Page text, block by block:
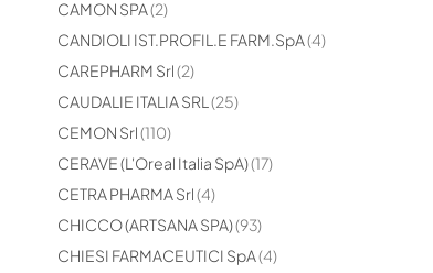
CAMON SPA 2
elementi
CANDIOLI IST.PROFIL.E FARM.SpA 4
elementi
CAREPHARM Srl 2
elementi
CAUDALIE ITALIA SRL
25
elementi
CEMON Srl 110
elementi
CERAVE (L'Oreal Italia SpA) 17
elementi
CETRA PHARMA Srl 4
elementi
CHICCO (ARTSANA SPA) 93
elementi
CHIESI FARMACEUTICI SpA 4
elementi